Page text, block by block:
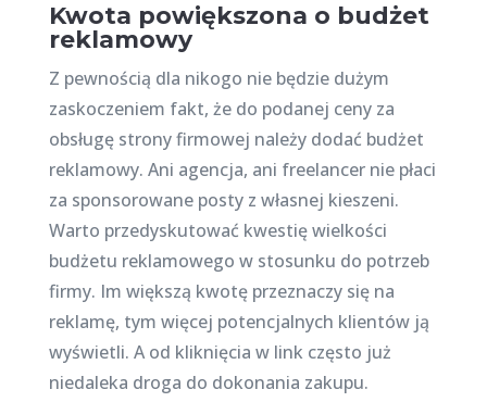
Kwota powiększona o budżet
reklamowy
Z pewnością dla nikogo nie będzie dużym
zaskoczeniem fakt, że do podanej ceny za
obsługę strony firmowej należy dodać budżet
reklamowy. Ani agencja, ani freelancer nie płaci
za sponsorowane posty z własnej kieszeni.
Warto przedyskutować kwestię wielkości
budżetu reklamowego w stosunku do potrzeb
firmy. Im większą kwotę przeznaczy się na
reklamę, tym więcej potencjalnych klientów ją
wyświetli. A od kliknięcia w link często już
niedaleka droga do dokonania zakupu.